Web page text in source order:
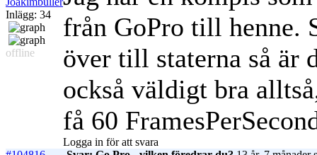
Inlägg: 34
offline
från GoPro till henne.
över till staterna så är
också väldigt bra
få 60
Logga in för att svara